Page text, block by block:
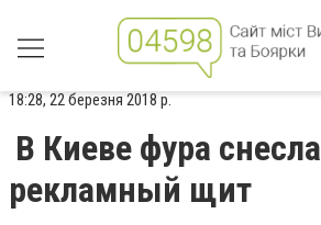
18:28, 22 березня 2018 р.
В Киеве фура снесла
рекламный щит